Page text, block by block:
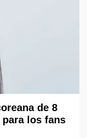
de 8
los fans